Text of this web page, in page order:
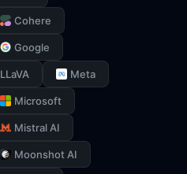
Cohere
Google
LLaVA Meta
Microsoft
Mistral AI
Moonshot AI